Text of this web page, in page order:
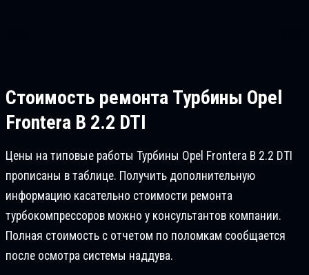
Стоимость ремонта Турбины Opel
Frontera B 2.2 DTI
Цены на типовые работы Турбины Opel Frontera B 2.2 DTI
прописаны в таблице. Получить дополнительную
информацию касательно стоимости ремонта
турбокомпрессоров можно у консультантов компании.
Полная стоимость с отчетом по поломкам сообщается
после осмотра системы наддува.